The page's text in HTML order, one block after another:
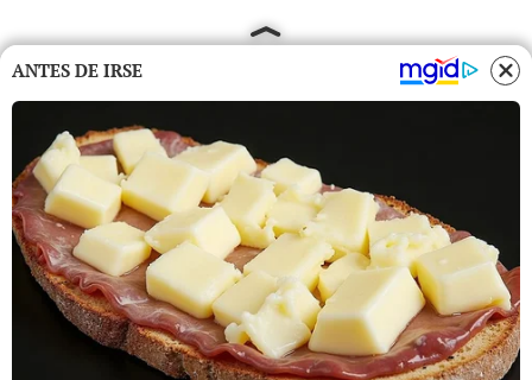
ANTES DE IRSE